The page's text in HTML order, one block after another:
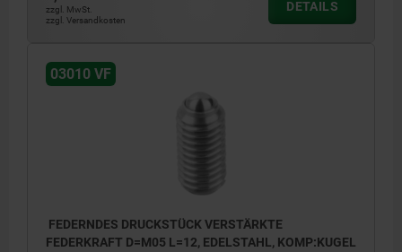
zzgl. MwSt.
zzgl. Versandkosten
DETAILS
03010 VF
FEDERNDES DRUCKSTÜCK VERSTÄRKTE
FEDERKRAFT D=M05 L=12, EDELSTAHL, KOMP:KUGEL